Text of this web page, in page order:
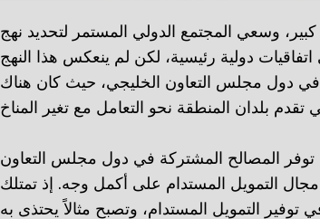
كبير، وسعي المجتمع الدولي المستمر لتحديد نهج
دولية رئيسية، لكن لم ينعكس هذا النهج
دول مجلس التعاون الخليجي، حيث كان هناك
المصالح المشتركة في دول مجلس التعاون
التمويل المستدام على أكمل وجه. إذ تمتلك
توفير التمويل المستدام، وتصبح مثالاً يحتذى به